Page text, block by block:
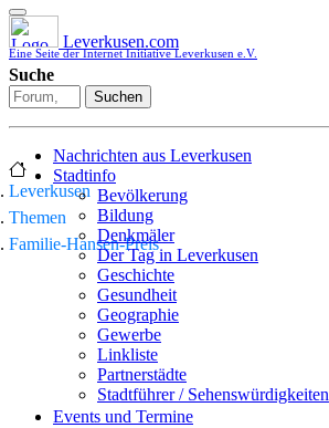
Leverkusen.com
Eine Seite der Internet Initiative Leverkusen e.V.
Suche
Suchen
Nachrichten aus Leverkusen
Stadtinfo
Bevölkerung
Bildung
Denkmäler
Der Tag in Leverkusen
Geschichte
Gesundheit
Geographie
Gewerbe
Linkliste
Partnerstädte
Stadtführer / Sehenswürdigkeiten
Stadtplan
Events und Termine
Leverkusen
Themen
Familie-Hansen-Preis